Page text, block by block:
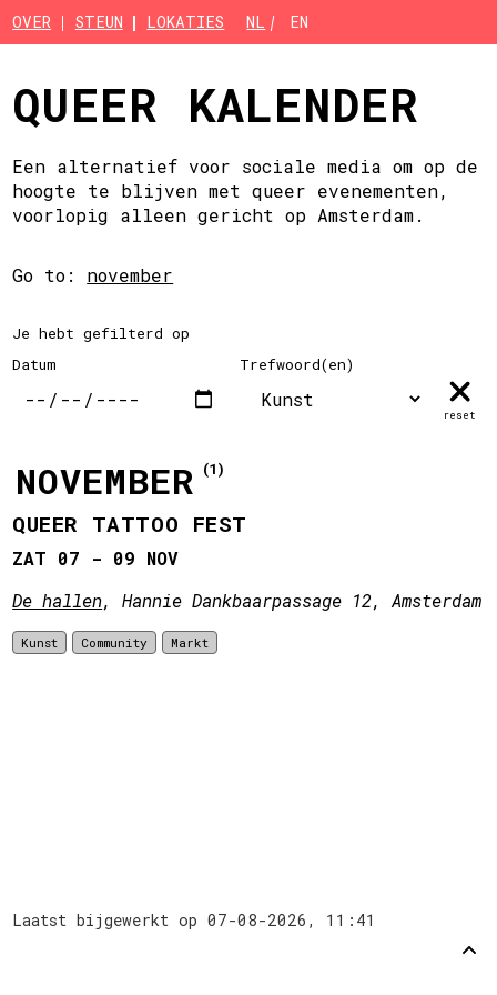
Skip to main content
OVER STEUN LOKATIES NL EN
QUEER KALENDER
Een alternatief voor sociale media om op de
hoogte te blijven met queer evenementen,
voorlopig alleen gericht op Amsterdam.
Go to: november
Je hebt gefilterd op
Datum
Trefwoord(en)
reset
NOVEMBER(1)
QUEER TATTOO FEST
ZAT 07 - 09 NOV
De hallen, Hannie Dankbaarpassage 12, Amsterdam
Kunst Community Markt
Laatst bijgewerkt op07-08-2026, 11:41